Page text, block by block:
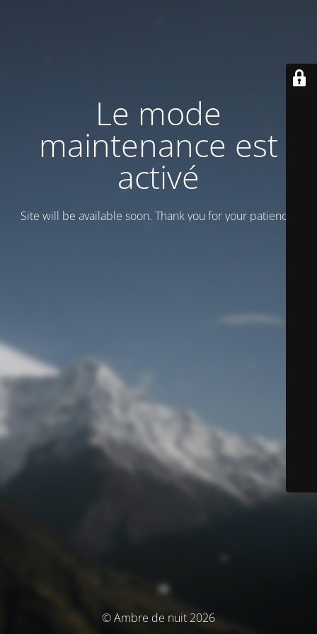
Le mode
maintenance est
activé
Site will be available soon. Thank you for your patience!
© Ambre de nuit 2026